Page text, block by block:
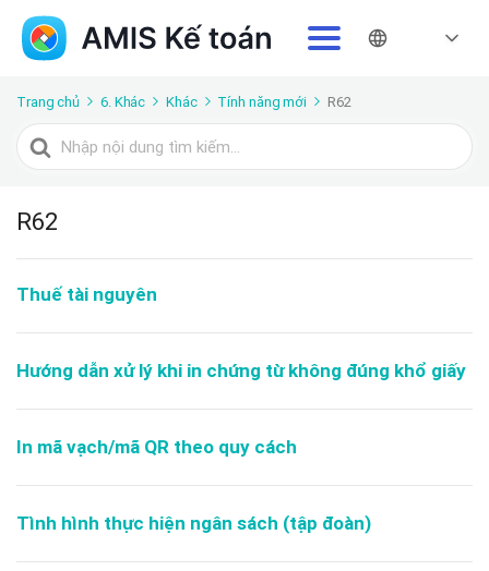
Trang chủ 6. Khác Khác Tính năng mới R62
Tìm
kiếm
R62
Thuế tài nguyên
Hướng dẫn xử lý khi in chứng từ không đúng khổ giấy
In mã vạch/mã QR theo quy cách
Tình hình thực hiện ngân sách (tập đoàn)